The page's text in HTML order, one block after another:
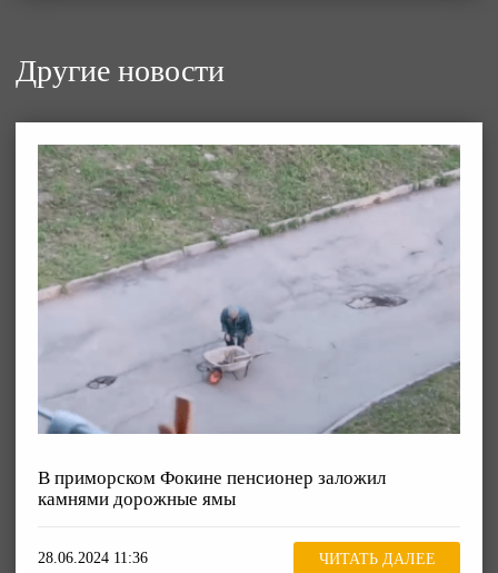
Другие новости
В приморском Фокине пенсионер заложил
камнями дорожные ямы
28.06.2024 11:36 ЧИТАТЬ ДАЛЕЕ